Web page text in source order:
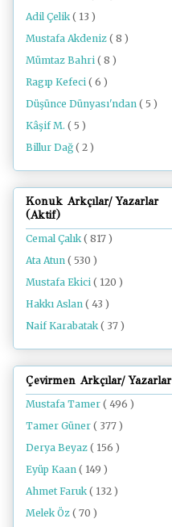
Adil Çelik ( 13 )
Mustafa Akdeniz ( 8 )
Mümtaz Bahri ( 8 )
Ragıp Kefeci ( 6 )
Düşünce Dünyası'ndan ( 5 )
Kâşif M. ( 5 )
Billur Dağ ( 2 )
Konuk Arkçılar/ Yazarlar
(Aktif)
Cemal Çalık( 817 )
Ata Atun ( 530 )
Mustafa Ekici ( 120 )
Hakkı Aslan ( 43 )
Naif Karabatak( 37 )
Çevirmen Arkçılar/ Yazarlar
Mustafa Tamer ( 496 )
Tamer Güner ( 377 )
Derya Beyaz ( 156 )
Eyüp Kaan ( 149 )
Ahmet Faruk ( 132 )
Melek Öz ( 70 )